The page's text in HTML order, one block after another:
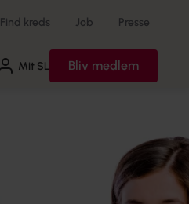
Find kreds Job Presse
Mit SL Bliv medlem